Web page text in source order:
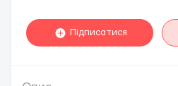
Підписатися